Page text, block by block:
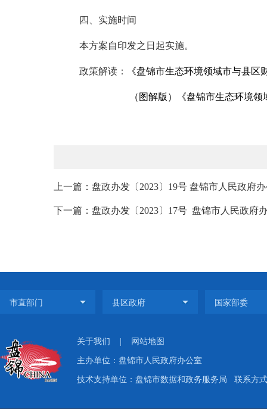
四、实施时间
本方案自印发之日起实施。
政策解读： 《盘锦市生态环境领域市与县
（图解版）《盘锦市生态环境
上一篇：盘政办发〔2023〕19号 盘锦市人民政
下一篇：盘政办发〔2023〕17号 盘锦市人民政府
关于我们 网站地图
主办单位：盘锦市人民政府办公室
技术支持单位：盘锦市数据和政务服务局 联系方